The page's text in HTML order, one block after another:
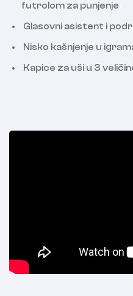
futrolom za punjenje
Glasovni asistent i
Nisko kašnjenje u
Kapice za uši u 3